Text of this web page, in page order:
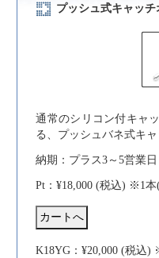
プッシュ式キャッ
通常のシリコン付キャ
る、プッシュバネ式キャ
納期：プラス3～5営業日
Pt：¥18,000 (税込) ※1
K18YG：¥20,000 (税込